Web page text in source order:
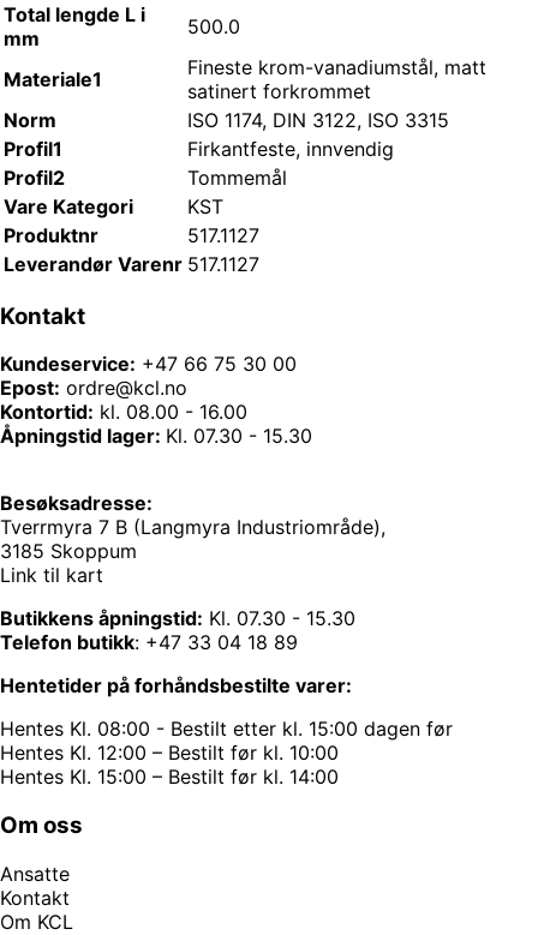
Total lengde L i
mm
500.0
Materiale1
Fineste krom-vanadiumstål, matt
satinert forkrommet
Norm
ISO 1174, DIN 3122, ISO 3315
Profil1
Firkantfeste, innvendig
Profil2
Tommemål
Vare Kategori
KST
Produktnr
517.1127
Leverandør Varenr 517.1127
Kontakt
Kundeservice: +47 66 75 30 00
Epost: ordre@kcl.no
Kontortid: kl. 08.00 - 16.00
Åpningstid lager: Kl. 07.30 - 15.30
Besøksadresse:
Tverrmyra 7 B (Langmyra Industriområde),
3185 Skoppum
Link til kart
Butikkens åpningstid: Kl. 07.30 - 15.30
Telefon butikk: +47 33 04 18 89
Hentetider på forhåndsbestilte varer:
Hentes Kl. 08:00 - Bestilt etter kl. 15:00 dagen før
Hentes Kl. 12:00 – Bestilt før kl. 10:00
Hentes Kl. 15:00 – Bestilt før kl. 14:00
Om oss
Ansatte
Kontakt
Om KCL